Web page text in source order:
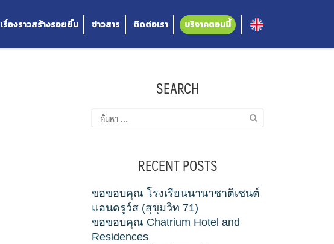
เรื่องราวสร้างรอยยิ้ม ข่าวสาร ติดต่อเรา บริจาคตอนนี้
SEARCH
ค้นหา
สำหรับ:
RECENT POSTS
ขอขอบคุณ โรงเรียนนานาชาติเซนต์
แอนดรูว์ส (สุขุมวิท 71)
ขอขอบคุณ Chatrium Hotel and
Residences